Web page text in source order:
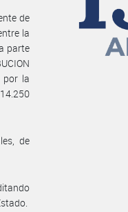
de
la
parte
por la
de